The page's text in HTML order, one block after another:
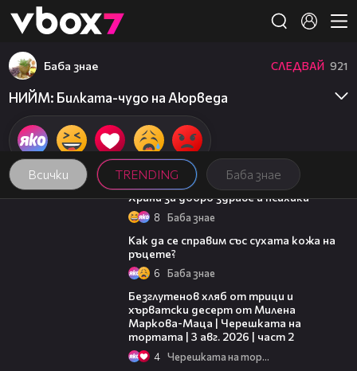
👾
Всички TRENDING Баба знае
Баба знае СЛЕДВАЙ 921
НИЙМ: Билката-чудо на Аюрведа
01:27
Храни за добро здраве и психика
8 Баба знае
Как да се справим със сухата кожа на
ръцете?
6 Баба знае
Безглутенов хляб от трици и
хърватски десерт от Милена
Маркова-Маца | Черешката на
тортата | 3 авг. 2026 | част 2
4 Черешката на тортата